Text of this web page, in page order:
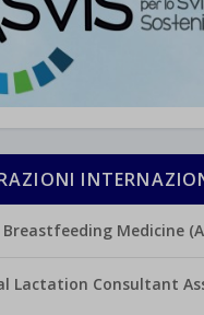
Medicine
Lactation Consultant